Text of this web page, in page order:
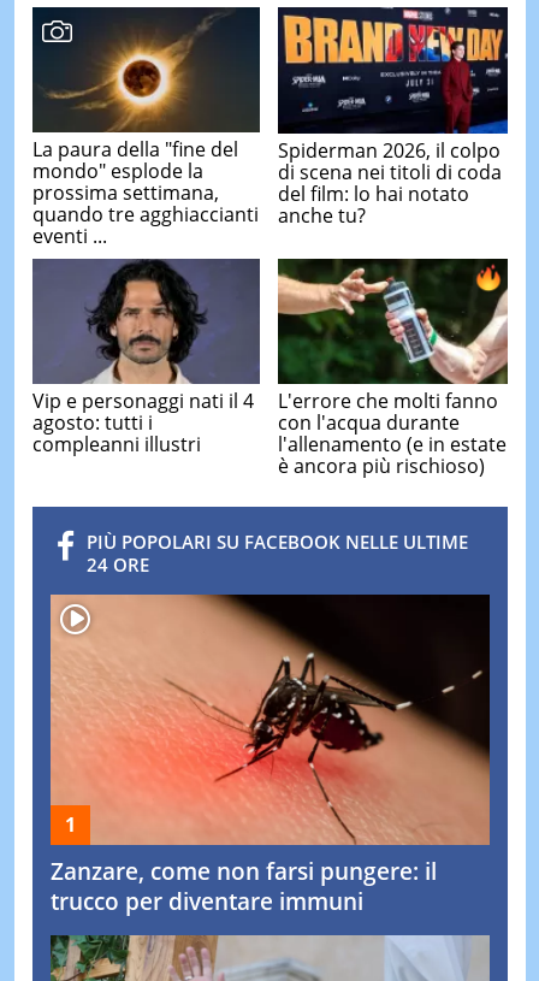
La paura della "fine del
mondo" esplode la
prossima settimana,
quando tre agghiaccianti
eventi ...
Spiderman 2026, il colpo
di scena nei titoli di coda
del film: lo hai notato
anche tu?
Vip e personaggi nati il 4
agosto: tutti i
compleanni illustri
L'errore che molti fanno
con l'acqua durante
l'allenamento (e in estate
è ancora più rischioso)
PIÙ POPOLARI SU FACEBOOK NELLE ULTIME
24 ORE
Zanzare, come non farsi pungere: il
trucco per diventare immuni